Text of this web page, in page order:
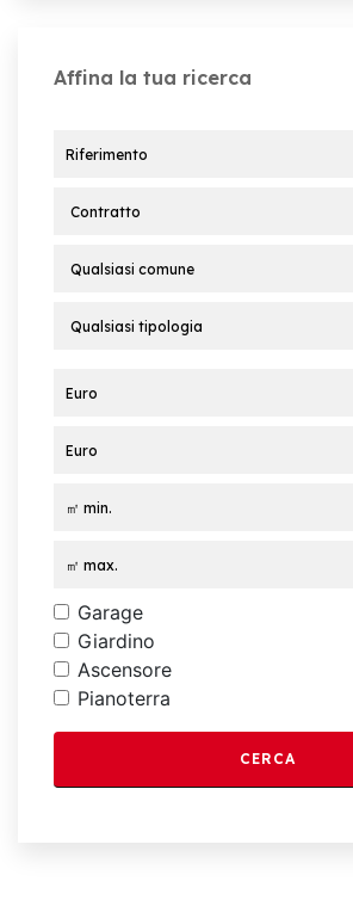
Affina la tua ricerca
Garage
Giardino
Ascensore
Pianoterra